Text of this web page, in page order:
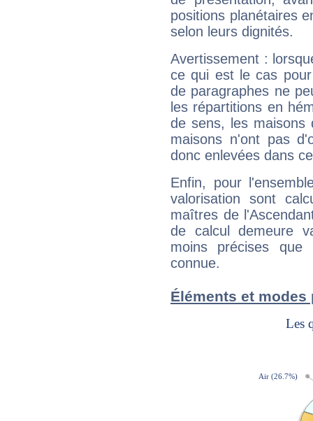
positions planétaires
selon leurs dignités.
Avertissement :
ce qui est le cas
de paragraphes ne
les répartitions en
de sens, les maisons
maisons n'ont pas
donc enlevées dans
Enfin, pour
valorisation sont
maîtres de
de calcul demeure
moins précises que
connue.
Éléments et